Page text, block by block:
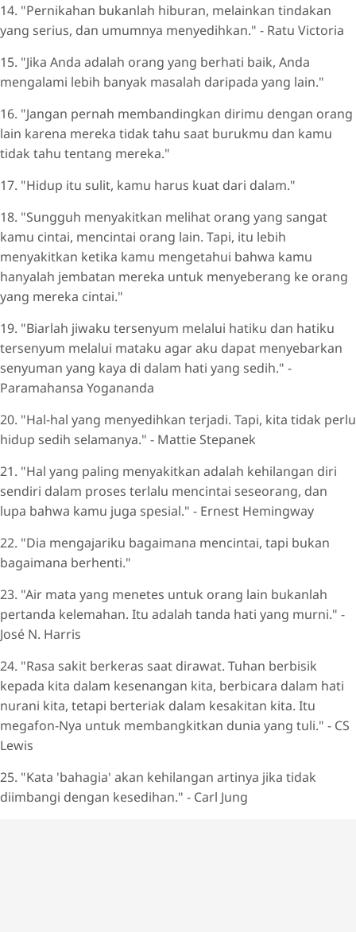
14. "Pernikahan bukanlah hiburan, melainkan tindakan
yang serius, dan umumnya menyedihkan." - Ratu Victoria
15. "Jika Anda adalah orang yang berhati baik, Anda
mengalami lebih banyak masalah daripada yang lain."
16. "Jangan pernah membandingkan dirimu dengan orang
lain karena mereka tidak tahu saat burukmu dan kamu
tidak tahu tentang mereka."
17. "Hidup itu sulit, kamu harus kuat dari dalam."
18. "Sungguh menyakitkan melihat orang yang sangat
kamu cintai, mencintai orang lain. Tapi, itu lebih
menyakitkan ketika kamu mengetahui bahwa kamu
hanyalah jembatan mereka untuk menyeberang ke orang
yang mereka cintai."
19. "Biarlah jiwaku tersenyum melalui hatiku dan hatiku
tersenyum melalui mataku agar aku dapat menyebarkan
senyuman yang kaya di dalam hati yang sedih." -
Paramahansa Yogananda
20. "Hal-hal yang menyedihkan terjadi. Tapi, kita tidak perlu
hidup sedih selamanya." - Mattie Stepanek
21. "Hal yang paling menyakitkan adalah kehilangan diri
sendiri dalam proses terlalu mencintai seseorang, dan
lupa bahwa kamu juga spesial." - Ernest Hemingway
22. "Dia mengajariku bagaimana mencintai, tapi bukan
bagaimana berhenti."
23. "Air mata yang menetes untuk orang lain bukanlah
pertanda kelemahan. Itu adalah tanda hati yang murni." -
José N. Harris
24. "Rasa sakit berkeras saat dirawat. Tuhan berbisik
kepada kita dalam kesenangan kita, berbicara dalam hati
nurani kita, tetapi berteriak dalam kesakitan kita. Itu
megafon-Nya untuk membangkitkan dunia yang tuli." - CS
Lewis
25. "Kata 'bahagia' akan kehilangan artinya jika tidak
diimbangi dengan kesedihan." - Carl Jung